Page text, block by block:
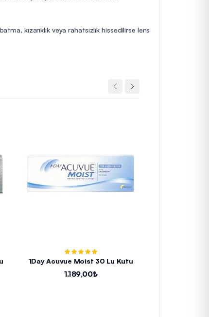
kızarıklık veya rahatsızlık hissedilirse lens
1Day Acuvue Moist 30 Lu Kutu
1.189,00₺